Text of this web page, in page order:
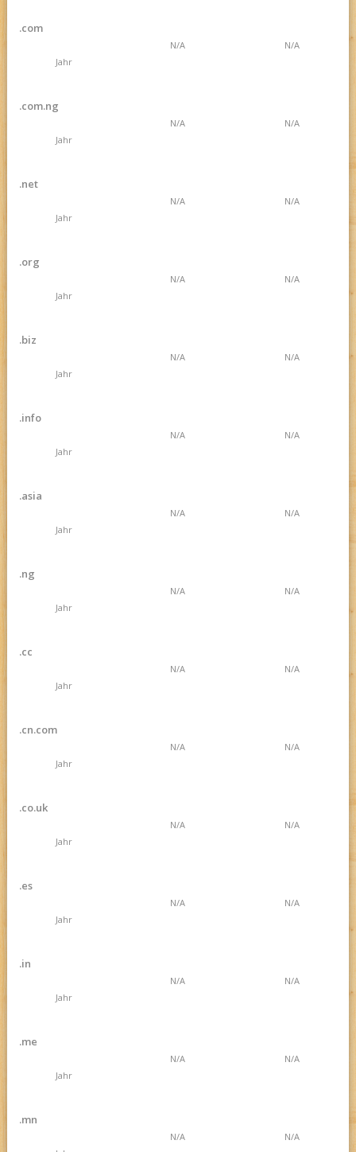
.com
Jahr
N/A N/A
.com.ng
Jahr
N/A N/A
.net
Jahr
N/A N/A
.org
Jahr
N/A N/A
.biz
Jahr
N/A N/A
.info
Jahr
N/A N/A
.asia
Jahr
N/A N/A
.ng
Jahr
N/A N/A
.cc
Jahr
N/A N/A
.cn.com
Jahr
N/A N/A
.co.uk
Jahr
N/A N/A
.es
Jahr
N/A N/A
.in
Jahr
N/A N/A
.me
Jahr
N/A N/A
.mn
N/A N/A